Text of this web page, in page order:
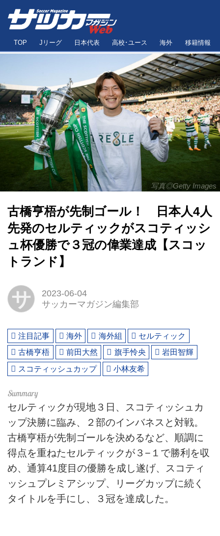
TOP Jリーグ 日本代表 高校･ユース 海外 移籍情報
写真◎Getty Images
古橋亨梧が先制ゴール！ 日本人4人
先発のセルティックがスコティッシ
ュ杯優勝で３冠の偉業達成【スコッ
トランド】
サ
2023-06-04
サッカーマガジン編集部
注目記事 海外 海外組
セルティック
古橋亨梧
前田大然 旗手怜央
岩田智輝
スコティッシュカップ
小林友希
セルティックが現地３日、スコティッシュカ
ップ決勝に臨み、２部のインバネスと対戦。
古橋亨梧が先制ゴールを決めるなど、順調に
得点を重ねたセルティックが３−１で勝利を収
め、通算41度目の優勝を成し遂げ、スコティ
ッシュプレミアシップ、リーグカップに続く
タイトルを手にし、３冠を達成した。